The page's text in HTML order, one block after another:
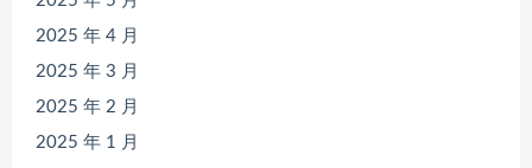
2025 年 4 月
2025 年 3 月
2025 年 2 月
2025 年 1 月